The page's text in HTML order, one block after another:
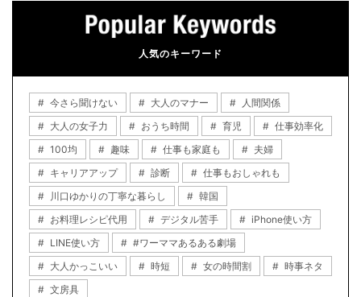
人気のキーワード
今さら聞けない 大人のマナー
人間関係
大人の女子力
おうち時間 育児
仕事効率化
100均
趣味 仕事も家庭も
夫婦
キャリアアップ
診断
仕事もおしゃれも
川口ゆかりの丁寧な暮らし
韓国
お料理レシピ代用
デジタル苦手
iPhone使い方
LINE使い方
#ワーママあるある劇場
大人かっこいい
時短 女の時間割
時事ネタ
文房具